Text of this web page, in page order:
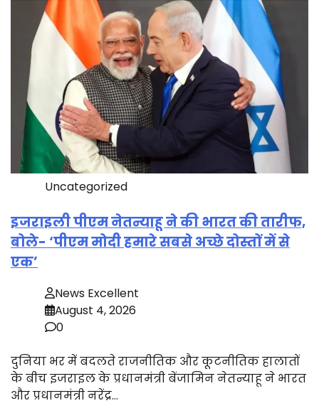
Uncategorized
इजराइली पीएम नेतन्याहू ने की भारत की तारीफ,
बोले- ‘पीएम मोदी हमारे सबसे अच्छे दोस्तों में से
एक’
News Excellent
August 4, 2026
0
दुनिया भर में बदलते राजनीतिक और कूटनीतिक हालातों
के बीच इजराइल के प्रधानमंत्री बेंजामिन नेतन्याहू ने भारत
और प्रधानमंत्री नरेंद्र…